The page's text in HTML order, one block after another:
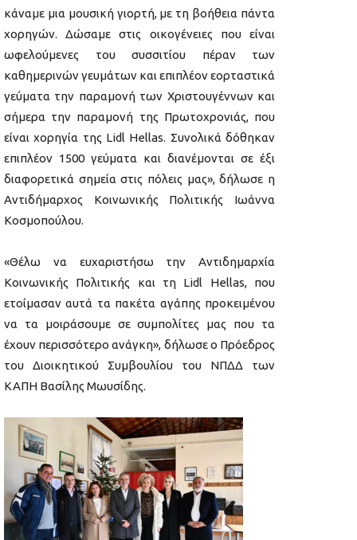
κάναμε μια μουσική γιορτή, με τη βοήθεια πάντα
χορηγών. Δώσαμε στις οικογένειες που είναι
ωφελούμενες του συσσιτίου πέραν των
καθημερινών γευμάτων και επιπλέον εορταστικά
γεύματα την παραμονή των Χριστουγέννων και
σήμερα την παραμονή της Πρωτοχρονιάς, που
είναι χορηγία της Lidl Hellas. Συνολικά δόθηκαν
επιπλέον 1500 γεύματα και διανέμονται σε έξι
διαφορετικά σημεία στις πόλεις μας», δήλωσε η
Αντιδήμαρχος Κοινωνικής Πολιτικής Ιωάννα
Κοσμοπούλου.
«Θέλω να ευχαριστήσω την Αντιδημαρχία
Κοινωνικής Πολιτικής και τη Lidl Hellas, που
ετοίμασαν αυτά τα πακέτα αγάπης προκειμένου
να τα μοιράσουμε σε συμπολίτες μας που τα
έχουν περισσότερο ανάγκη», δήλωσε ο Πρόεδρος
του Διοικητικού Συμβουλίου του ΝΠΔΔ των
ΚΑΠΗ Βασίλης Μωυσίδης.